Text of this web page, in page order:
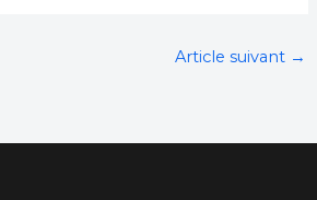
Article suivant →